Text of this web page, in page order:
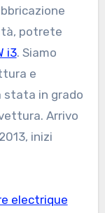
potrete
i3. Siamo
e
stata in grado
Arrivo
inizi
electrique